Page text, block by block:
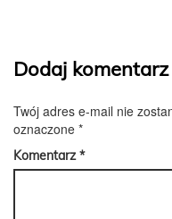
Dodaj komentarz
Twój adres e-mail nie
oznaczone *
Komentarz*